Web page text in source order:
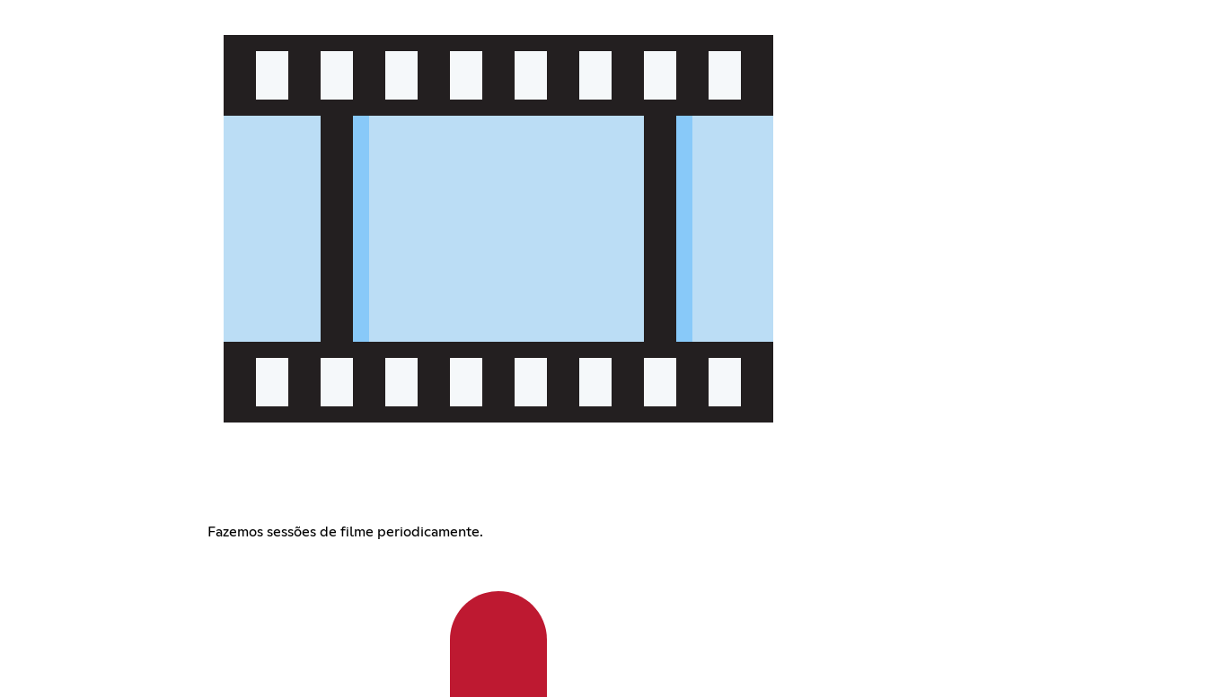
Fazemos sessões de filme periodicamente.